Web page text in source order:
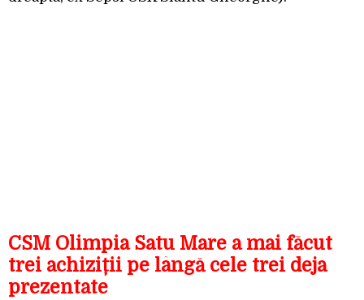
CSM Olimpia Satu Mare a mai făcut
trei achiziții pe lângă cele trei deja
prezentate